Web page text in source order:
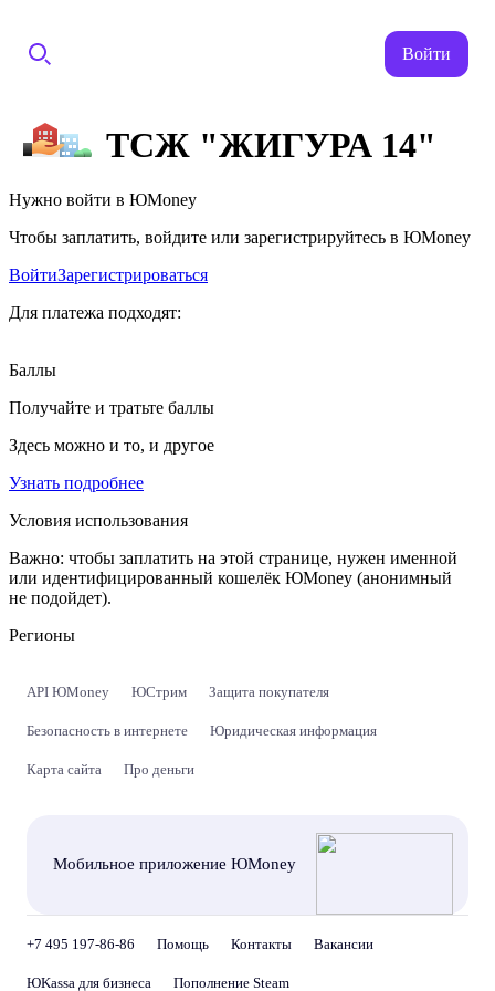
Войти
ТСЖ "ЖИГУРА 14"
Нужно войти в ЮMoney
Чтобы заплатить, войдите или зарегистрируйтесь в ЮMoney
ВойтиЗарегистрироваться
Для платежа подходят:
Баллы
Получайте и тратьте баллы
Здесь можно и то, и другое
Узнать подробнее
Условия использования
Важно: чтобы заплатить на этой странице, нужен именной
или идентифицированный кошелёк ЮMoney (анонимный
не подойдет).
Регионы
API ЮMoney ЮСтрим Защита покупателя
Безопасность в интернете Юридическая информация
Карта сайта Про деньги
Мобильное приложение ЮMoney
+7 495 197-86-86 Помощь Контакты Вакансии
ЮKassa для бизнеса Пополнение Steam